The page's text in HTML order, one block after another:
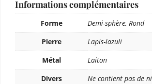
Informations complémentaires
Forme
Demi-sphère, Rond
Pierre
Lapis-lazuli
Métal
Laiton
Divers
Ne contient pas de